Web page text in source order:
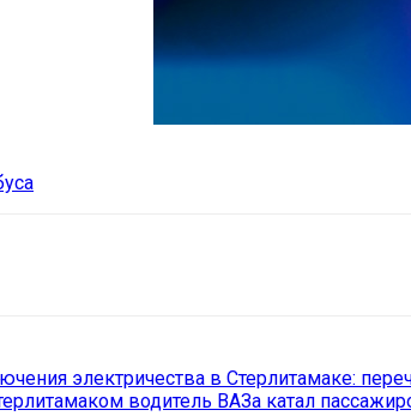
электричества в Стерлитамаке:
водитель ВАЗа катал